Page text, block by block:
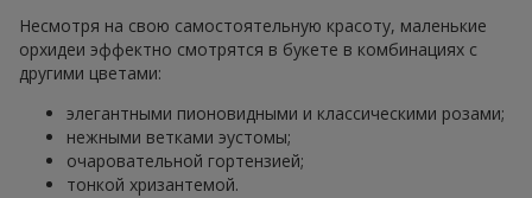
Несмотря на свою самостоятельную красоту, маленькие
орхидеи эффектно смотрятся в букете в комбинациях с
другими цветами:
элегантными пионовидными и классическими розами;
нежными ветками эустомы;
очаровательной гортензией;
тонкой хризантемой.